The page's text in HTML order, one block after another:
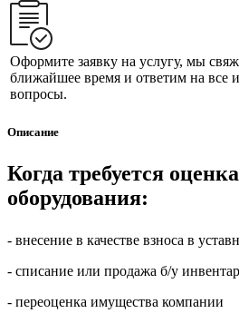
Оформите заявку на услугу, мы
ближайшее время и ответим на все
вопросы.
Описание
Когда требуется
оборудования:
- внесение в качестве взноса в
- списание или продажа б/у
- переоценка имущества компании